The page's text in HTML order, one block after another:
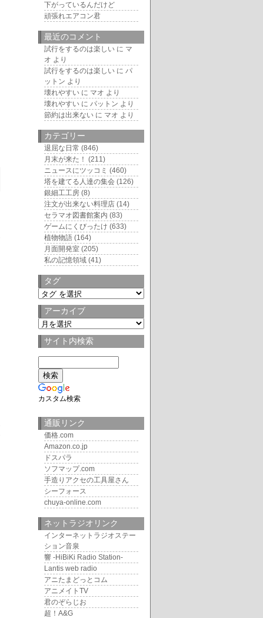
下がっているんだけど
頑張れエアコン君
最近のコメント
試行をするのは楽しい に マ
オ より
試行をするのは楽しい に パ
ットン より
壊れやすい に マオ より
壊れやすい に パットン より
節約は出来ない に マオ より
カテゴリー
退屈な日常 (846)
月末が来た！ (211)
ニュースにツッコミ (460)
塔を建てる人達の集会 (126)
銀細工工房 (8)
注文が出来ない料理店 (14)
セラマオ図書館案内 (83)
ゲームにくびったけ (633)
植物物語 (164)
月面開発室 (205)
私の記憶領域 (41)
タグ
タ
アーカイブ
ア
カサイト内検索
カスタム検索
通販リンク
価格.com
Amazon.co.jp
ドスパラ
ソフマップ.com
手造りアクセの工具屋さん
シーフォース
chuya-online.com
ネットラジオリンク
インターネットラジオステー
ション音泉
響 -HiBiKi Radio Station-
Lantis web radio
アニたまどっとコム
アニメイトTV
君のぞらじお
超！A&G